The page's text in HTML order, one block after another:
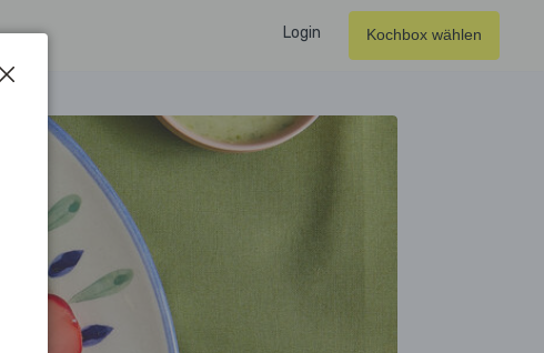
Login Kochbox wählen